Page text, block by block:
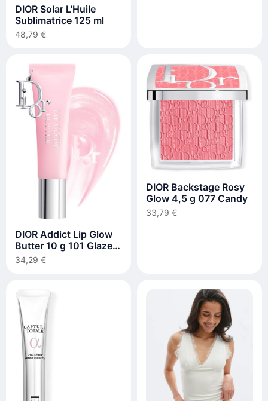
DIOR Solar L'Huile
Sublimatrice 125 ml
48,79 €
DIOR Addict Lip Glow
Butter 10 g 101 Glazed
Pink
34,29 €
DIOR Backstage Rosy
Glow 4,5 g 077 Candy
33,79 €